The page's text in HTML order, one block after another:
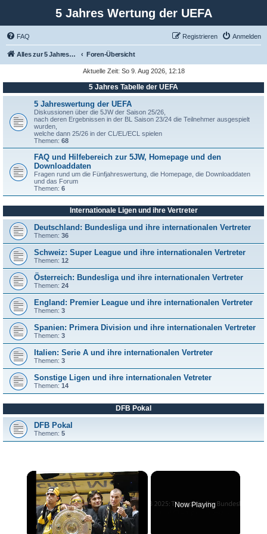
5 Jahres Wertung der UEFA
FAQ Anmelden
Registrieren
Alles zur 5 Jahreswertung / Tabelle der UEFA mit vielen Statistiken. Foren-Übersicht
Aktuelle Zeit: So 9. Aug 2026, 12:18
5 Jahres Tabelle der UEFA
5 Jahreswertung der UEFA
Diskussionen über die 5JW der Saison 25/26,
nach deren Ergebnissen in der BL Saison 23/24 die Teilnehmer ausgespielt
wurden,
welche dann 25/26 in der CL/EL/ECL spielen
Themen: 68
FAQ und Hilfebereich zur 5JW, Homepage und den
Downloaddaten
Fragen rund um die Fünfjahreswertung, die Homepage, die Downloaddaten
und das Forum
Themen: 6
Internationale Ligen und ihre Vertreter
Deutschland: Bundesliga und ihre internationalen Vertreter
Themen: 36
Schweiz: Super League und ihre internationalen Vertreter
Themen: 12
Österreich: Bundesliga und ihre internationalen Vertreter
Themen: 24
England: Premier League und ihre internationalen Vertreter
Themen: 3
Spanien: Primera Division und ihre internationalen Vertreter
Themen: 3
Italien: Serie A und ihre internationalen Vertreter
Themen: 3
Sonstige Ligen und ihre internationalen Vetreter
Themen: 14
DFB Pokal
DFB Pokal
Themen: 5
×
Now Playing